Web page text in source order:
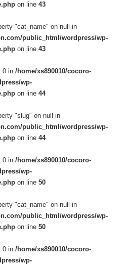
on line43
"cat_name" on null in
public_html/wordpress/wp-
on line43
0 in/home/xs890010/cocoro-
wp-
on line44
"slug" on null in
public_html/wordpress/wp-
on line44
0 in/home/xs890010/cocoro-
wp-
on line50
"cat_name" on null in
public_html/wordpress/wp-
on line50
0 in/home/xs890010/cocoro-
wp-